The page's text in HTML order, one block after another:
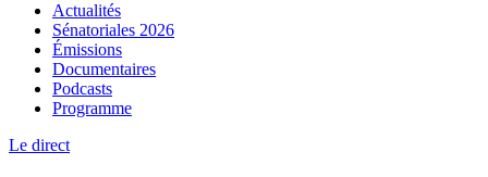
Actualités
Sénatoriales 2026
Émissions
Documentaires
Podcasts
Programme
Le direct